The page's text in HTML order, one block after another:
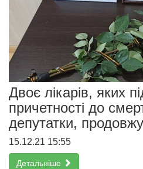
Двоє лікарів, яких
причетності до
депутатки,
15.12.21 15:55
Детальніше